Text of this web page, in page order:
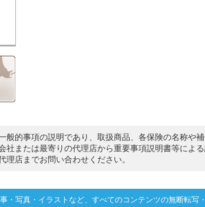
般的事項の説明であり、取扱商品、各保険の名称や
社または最寄りの代理店から重要事項説明書等によ
理店までお問い合わせください。
・写真・イラストなど、すべてのコンテンツの無断転写